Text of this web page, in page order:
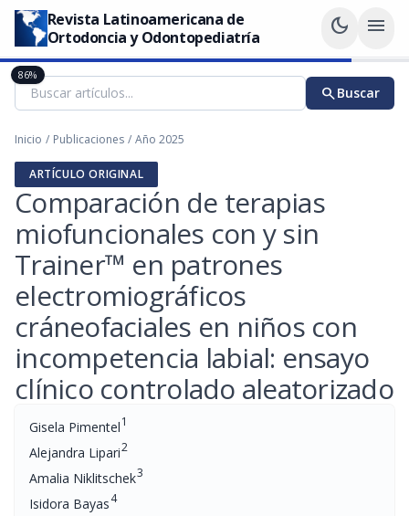
Revista Latinoamericana de
Ortodoncia y Odontopediatría
dark_mode menu
searchBuscar
Inicio / Publicaciones / Año 2025
ARTÍCULO ORIGINAL
Comparación de terapias
miofuncionales con y sin
Trainer™ en patrones
electromiográficos
cráneofaciales en niños con
incompetencia labial: ensayo
clínico controlado aleatorizado
Gisela Pimentel1
Alejandra Lipari2
Amalia Niklitschek3
Isidora Bayas4
86%